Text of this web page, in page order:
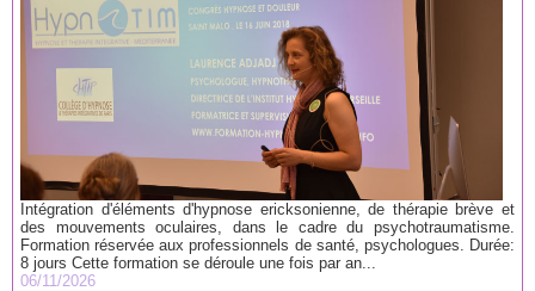
Intégration d'éléments d'hypnose ericksonienne, de thérapie brève et
des mouvements oculaires, dans le cadre du psychotraumatisme.
Formation réservée aux professionnels de santé, psychologues. Durée:
8 jours Cette formation se déroule une fois par an...
06/11/2026